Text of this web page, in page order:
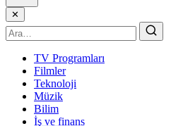
✕
TV Programları
Filmler
Teknoloji
Müzik
Bilim
İş ve finans